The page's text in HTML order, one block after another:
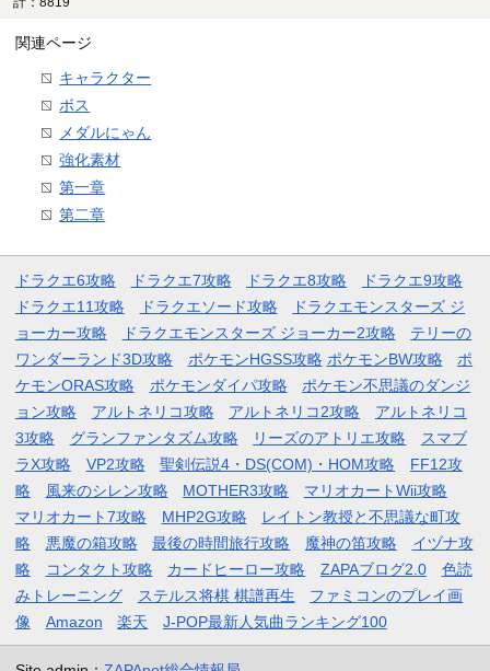
関連ページ
キャラクター
ボス
メダルにゃん
強化素材
第一章
第二章
ドラクエ6攻略 ドラクエ7攻略 ドラクエ8攻略
ドラクエ9攻略
ドラクエ11攻略
ドラクエソード攻略
ドラクエモンスターズ ジ
ョーカー攻略
ドラクエモンスターズ ジョーカー2攻略
テリーの
ワンダーランド3D攻略
ポケモンHGSS攻略 ポケモンBW攻略
ポ
ケモンORAS攻略
ポケモンダイパ攻略
ポケモン不思議のダンジ
ョン攻略
アルトネリコ攻略 アルトネリコ2攻略
アルトネリコ
3攻略
グランファンタズム攻略 リーズのアトリエ攻略
スマブ
ラX攻略
VP2攻略 聖剣伝説4・DS(COM)・HOM攻略
FF12攻
略
風来のシレン攻略 MOTHER3攻略
マリオカートWii攻略
マリオカート7攻略
MHP2G攻略
レイトン教授と不思議な町攻
略
悪魔の箱攻略 最後の時間旅行攻略 魔神の笛攻略
イヅナ攻
略
コンタクト攻略 カードヒーロー攻略 ZAPAブログ2.0
色読
みトレーニング
ステルス将棋 棋譜再生
ファミコンのプレイ画
像
Amazon 楽天 J-POP最新人気曲ランキング100